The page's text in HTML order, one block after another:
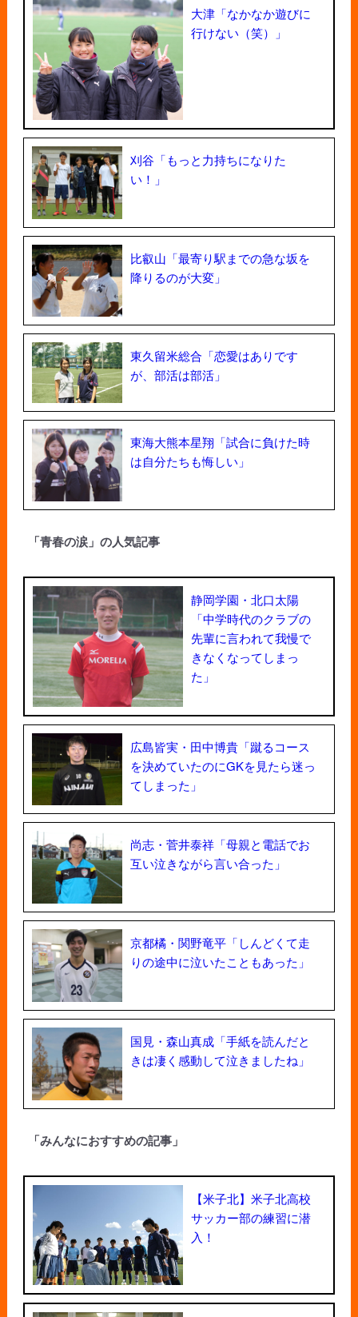
大津「なかなか遊びに
行けない（笑）」
刈谷「もっと力持ちになりた
い！」
比叡山「最寄り駅までの急な坂を
降りるのが大変」
東久留米総合「恋愛はありです
が、部活は部活」
東海大熊本星翔「試合に負けた時
は自分たちも悔しい」
「青春の涙」の人気記事
静岡学園・北口太陽
「中学時代のクラブの
先輩に言われて我慢で
きなくなってしまっ
た」
広島皆実・田中博貴「蹴るコース
を決めていたのにGKを見たら迷っ
てしまった」
尚志・菅井泰祥「母親と電話でお
互い泣きながら言い合った」
京都橘・関野竜平「しんどくて走
りの途中に泣いたこともあった」
国見・森山真成「手紙を読んだと
きは凄く感動して泣きましたね」
「みんなにおすすめの記事」
【米子北】米子北高校
サッカー部の練習に潜
入！